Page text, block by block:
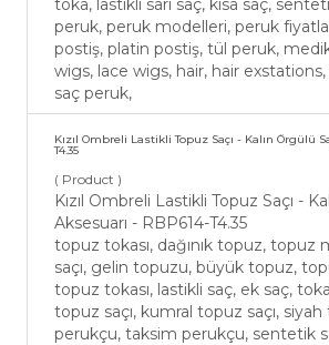
toka, lastikli sarı saç, kısa saç,
peruk, peruk modelleri, peruk
postiş, platin postiş, tül peruk,
wigs, lace wigs, hair, hair
saç peruk,
Kızıl Ombreli Lastikli Topuz Saçı - Kalın Örgülü
T4.35
( Product )
Kızıl Ombreli Lastikli Topuz Saçı -
Aksesuarı - RBP614-T4.35
topuz tokası, dağınık topuz, topuz
saçı, gelin topuzu, büyük topuz,
topuz tokası, lastikli saç, ek saç, tokalı
topuz saçı, kumral topuz saçı, siyah
perukçu, taksim perukçu, sentetik